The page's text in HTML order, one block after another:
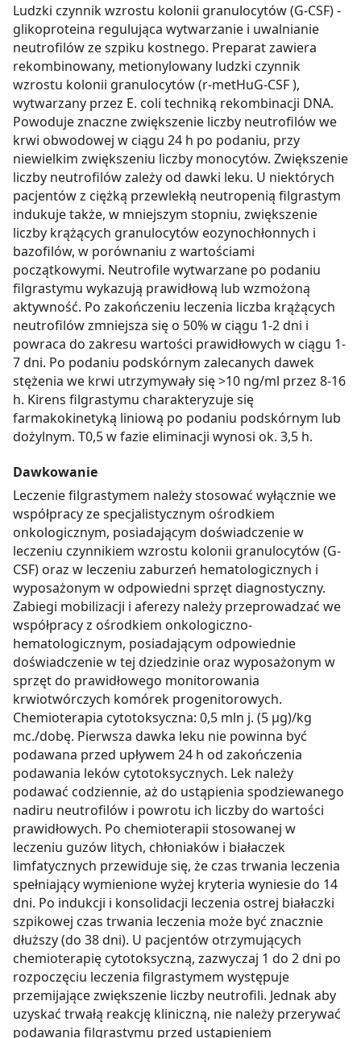
Ludzki czynnik wzrostu kolonii granulocytów (G-CSF) -
glikoproteina regulująca wytwarzanie i uwalnianie
neutrofilów ze szpiku kostnego. Preparat zawiera
rekombinowany, metionylowany ludzki czynnik
wzrostu kolonii granulocytów (r-metHuG-CSF ),
wytwarzany przez E. coli techniką rekombinacji DNA.
Powoduje znaczne zwiększenie liczby neutrofilów we
krwi obwodowej w ciągu 24 h po podaniu, przy
niewielkim zwiększeniu liczby monocytów. Zwiększenie
liczby neutrofilów zależy od dawki leku. U niektórych
pacjentów z ciężką przewlekłą neutropenią filgrastym
indukuje także, w mniejszym stopniu, zwiększenie
liczby krążących granulocytów eozynochłonnych i
bazofilów, w porównaniu z wartościami
początkowymi. Neutrofile wytwarzane po podaniu
filgrastymu wykazują prawidłową lub wzmożoną
aktywność. Po zakończeniu leczenia liczba krążących
neutrofilów zmniejsza się o 50% w ciągu 1-2 dni i
powraca do zakresu wartości prawidłowych w ciągu 1-
7 dni. Po podaniu podskórnym zalecanych dawek
stężenia we krwi utrzymywały się >10 ng/ml przez 8-16
h. Kirens filgrastymu charakteryzuje się
farmakokinetyką liniową po podaniu podskórnym lub
dożylnym. T0,5 w fazie eliminacji wynosi ok. 3,5 h.
Dawkowanie
Leczenie filgrastymem należy stosować wyłącznie we
współpracy ze specjalistycznym ośrodkiem
onkologicznym, posiadającym doświadczenie w
leczeniu czynnikiem wzrostu kolonii granulocytów (G-
CSF) oraz w leczeniu zaburzeń hematologicznych i
wyposażonym w odpowiedni sprzęt diagnostyczny.
Zabiegi mobilizacji i aferezy należy przeprowadzać we
współpracy z ośrodkiem onkologiczno-
hematologicznym, posiadającym odpowiednie
doświadczenie w tej dziedzinie oraz wyposażonym w
sprzęt do prawidłowego monitorowania
krwiotwórczych komórek progenitorowych.
Chemioterapia cytotoksyczna: 0,5 mln j. (5 µg)/kg
mc./dobę. Pierwsza dawka leku nie powinna być
podawana przed upływem 24 h od zakończenia
podawania leków cytotoksycznych. Lek należy
podawać codziennie, aż do ustąpienia spodziewanego
nadiru neutrofilów i powrotu ich liczby do wartości
prawidłowych. Po chemioterapii stosowanej w
leczeniu guzów litych, chłoniaków i białaczek
limfatycznych przewiduje się, że czas trwania leczenia
spełniający wymienione wyżej kryteria wyniesie do 14
dni. Po indukcji i konsolidacji leczenia ostrej białaczki
szpikowej czas trwania leczenia może być znacznie
dłuższy (do 38 dni). U pacjentów otrzymujących
chemioterapię cytotoksyczną, zazwyczaj 1 do 2 dni po
rozpoczęciu leczenia filgrastymem występuje
przemijające zwiększenie liczby neutrofili. Jednak aby
uzyskać trwałą reakcję kliniczną, nie należy przerywać
podawania filgrastymu przed ustąpieniem